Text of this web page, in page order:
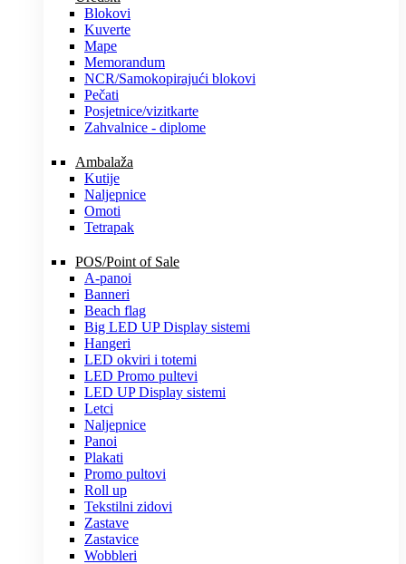
Blokovi
Kuverte
Mape
Memorandum
NCR/Samokopirajući blokovi
Pečati
Posjetnice/vizitkarte
Zahvalnice - diplome
Ambalaža
Kutije
Naljepnice
Omoti
Tetrapak
POS/Point of Sale
A-panoi
Banneri
Beach flag
Big LED UP Display sistemi
Hangeri
LED okviri i totemi
LED Promo pultevi
LED UP Display sistemi
Letci
Naljepnice
Panoi
Plakati
Promo pultovi
Roll up
Tekstilni zidovi
Zastave
Zastavice
Wobbleri